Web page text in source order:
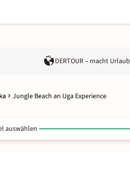
DERTOUR – macht Urlaub
Jungle Beach an Uga Experience
auswählen